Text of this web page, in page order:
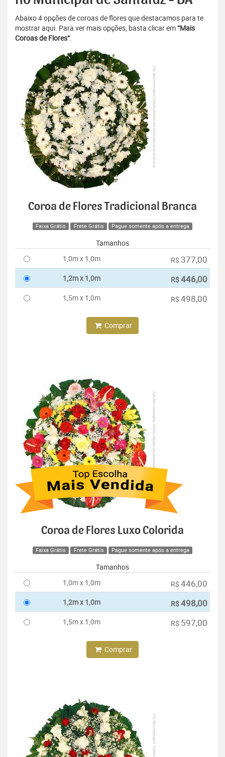
Abaixo 4 opções de coroas de flores que destacamos para te
mostrar aqui. Para ver mais opções, basta clicar em“Mais
Coroas de Flores”.
Coroa de Flores Tradicional Branca
Faixa Grátis Frete Grátis Pague somente após a entrega
Tamanhos
1,0m x 1,0m
R$ 377,00
1,2m x 1,0m R$446,00
1,5m x 1,0m R$ 498,00
Comprar
Coroa de Flores Luxo Colorida
Faixa Grátis Frete Grátis Pague somente após a entrega
Tamanhos
1,0m x 1,0m
R$ 446,00
1,2m x 1,0m R$498,00
1,5m x 1,0m R$ 597,00
Comprar